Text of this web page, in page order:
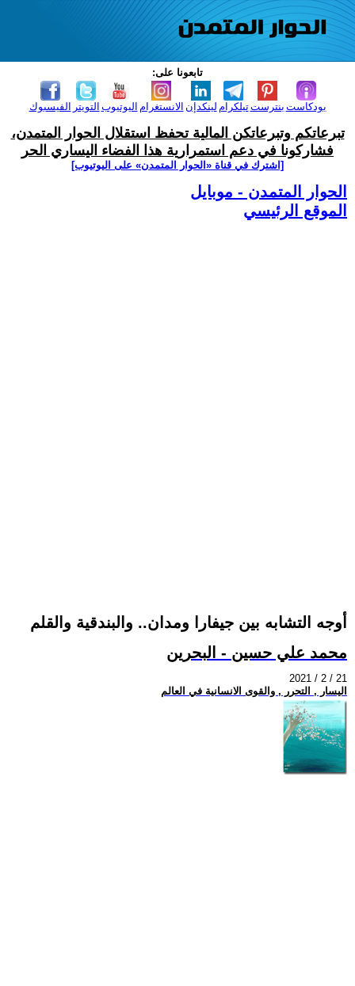
تابعونا على:
الفيسبوك التويتر اليوتيوب الانستغرام لينكدإن تيلكرامبنترست بودكاست
تبرعاتكم وتبرعاتكن المالية تحفظ استقلال الحوار المتمدن،
فشاركونا في دعم استمرارية هذا الفضاء اليساري الحر
[اشترك في قناة ‫«الحوار المتمدن» على اليوتيوب]
الحوار المتمدن - موبايل
الموقع الرئيسي
أوجه التشابه بين جيفارا ومدان.. والبندقية والقلم
محمد علي حسين - البحرين
2021 / 2 / 21
اليسار , التحرر , والقوى الانسانية في العالم